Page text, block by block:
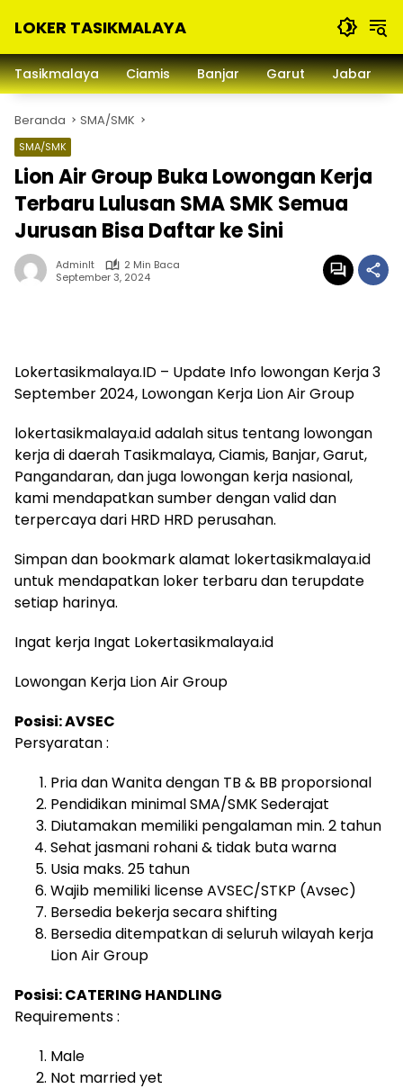
LOKER TASIKMALAYA
Lowongan
Kerja
dan
Sekitarna
Tasikmalaya Ciamis Banjar Garut Jabar
Beranda SMA/SMK
SMA/SMK
Lion Air Group Buka Lowongan Kerja
Terbaru Lulusan SMA SMK Semua
Jurusan Bisa Daftar ke Sini
Adminlt
2 Min Baca
September 3, 2024
Lokertasikmalaya.ID – Update Info lowongan Kerja 3
September 2024, Lowongan Kerja Lion Air Group
lokertasikmalaya.id adalah situs tentang lowongan
kerja di daerah Tasikmalaya, Ciamis, Banjar, Garut,
Pangandaran, dan juga lowongan kerja nasional,
kami mendapatkan sumber dengan valid dan
terpercaya dari HRD HRD perusahan.
Simpan dan bookmark alamat lokertasikmalaya.id
untuk mendapatkan loker terbaru dan terupdate
setiap harinya.
Ingat kerja Ingat Lokertasikmalaya.id
Lowongan Kerja Lion Air Group
Posisi: AVSEC
Persyaratan :
Pria dan Wanita dengan TB & BB proporsional
Pendidikan minimal SMA/SMK Sederajat
Diutamakan memiliki pengalaman min. 2 tahun
Sehat jasmani rohani & tidak buta warna
Usia maks. 25 tahun
Wajib memiliki license AVSEC/STKP (Avsec)
Bersedia bekerja secara shifting
Bersedia ditempatkan di seluruh wilayah kerja
Lion Air Group
Posisi: CATERING HANDLING
Requirements :
Male
Not married yet